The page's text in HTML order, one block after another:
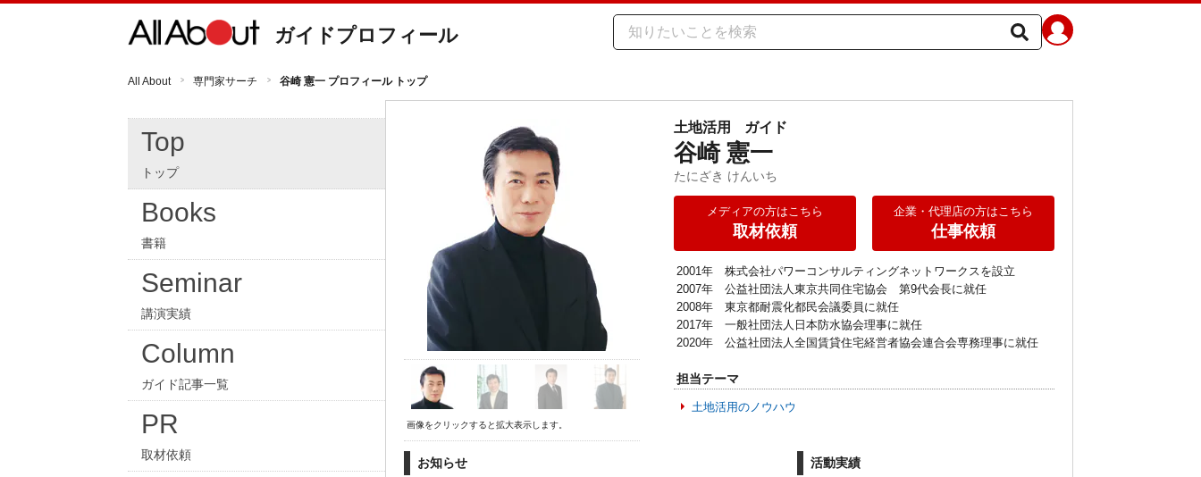
ガイドプロフィール
All About 専門家サーチ 谷崎 憲一 プロフィール トップ
Top
トップ
Books
書籍
Seminar
講演実績
Column
ガイド記事一覧
PR
取材依頼
画像をクリックすると拡大表示します。
土地活用 ガイド
谷崎 憲一
たにざき けんいち
メディアの方はこちら
取材依頼
企業・代理店の方はこちら
仕事依頼
2001年　株式会社パワーコンサルティングネットワークスを設立
2007年　公益社団法人東京共同住宅協会　第9代会長に就任
2008年　東京都耐震化都民会議委員に就任
2017年　一般社団法人日本防水協会理事に就任
2020年　公益社団法人全国賃貸住宅経営者協会連合会専務理事に就任
担当テーマ
土地活用のノウハウ
お知らせ 活動実績